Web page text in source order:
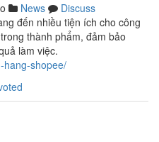
News
Discuss
đến nhiều tiện ích cho công
thành phẩm, đảm bảo
làm việc.
hang-shopee/